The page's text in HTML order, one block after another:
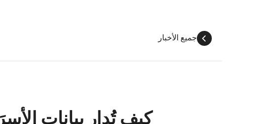
جميع الأخبار
كيف تُدار بيانات